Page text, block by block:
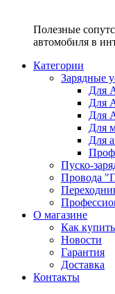
Полезные
автомобиля в
Категории
Зарядные
Для
Для
Для
Для
Для
Пуско-
Провода
О магазине
Как купить
Новости
Гарантия
Доставка
Контакты